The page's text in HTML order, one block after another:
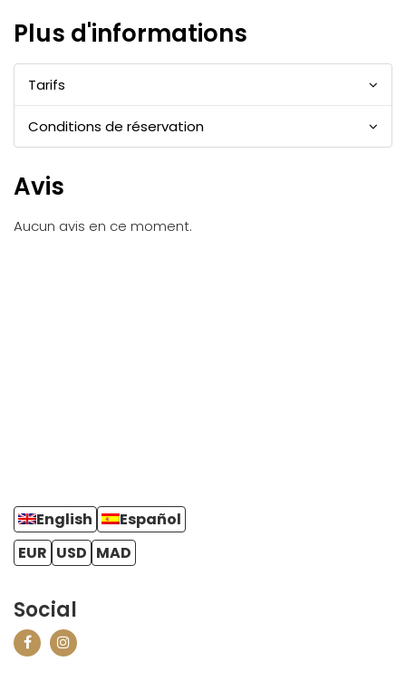
Plus d'informations
Tarifs
Conditions de réservation
Avis
Aucun avis en ce moment.
English
Español
EUR USD MAD
Social